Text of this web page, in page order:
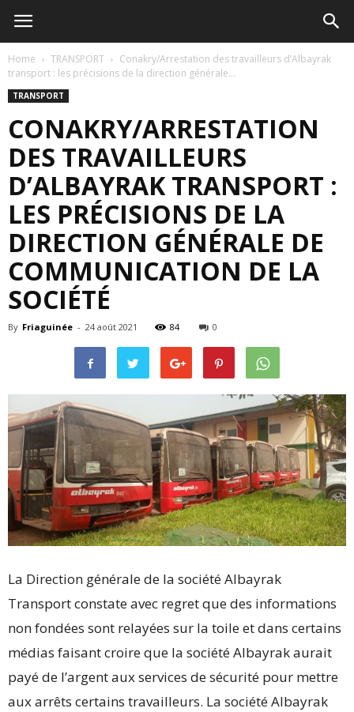
Home TRANSPORT
Conakry/Arrestation des travailleurs d’Albayrak
transport : les précisions de la direction générale...
TRANSPORT
CONAKRY/ARRESTATION
DES TRAVAILLEURS
D’ALBAYRAK TRANSPORT :
LES PRÉCISIONS DE LA
DIRECTION GÉNÉRALE DE
COMMUNICATION DE LA
SOCIÉTÉ
By Friaguinée - 24 août 2021 84 0
La Direction générale de la société Albayrak
Transport constate avec regret que des informations
non fondées sont relayées sur la toile et dans certains
médias faisant croire que la société Albayrak aurait
payé de l’argent aux services de sécurité pour mettre
aux arrêts certains travailleurs. La société Albayrak